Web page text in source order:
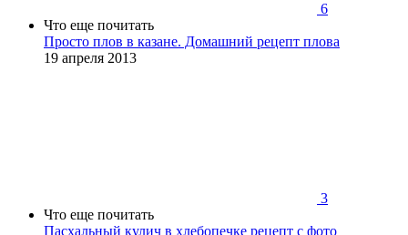
6
Что еще почитать
Просто плов в казане. Домашний рецепт плова
19 апреля 2013
3
Что еще почитать
Пасхальный кулич в хлебопечке рецепт с фото